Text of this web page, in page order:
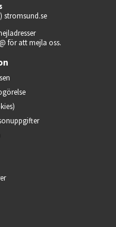
stromsund.se
för att mejla oss.
Öppnas i nytt fönster.